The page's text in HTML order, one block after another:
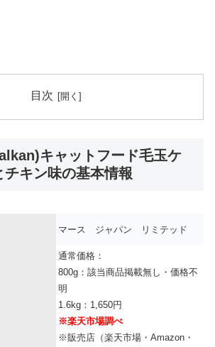
目次
キャットフード毛玉ケ
キン味の基本情報
マース ジャパン リミテッド
通常価格：
800g：該当商品掲載無し・価格不
明
1.6kg：1,650円
※楽天市場調べ
※販売店（楽天市場・Amazon・